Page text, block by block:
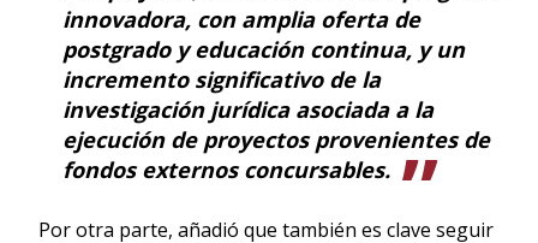
innovadora, con amplia oferta de
postgrado y educación continua, y un
incremento significativo de la
investigación jurídica asociada a la
ejecución de proyectos provenientes de
fondos externos concursables.
Por otra parte, añadió que también es clave seguir